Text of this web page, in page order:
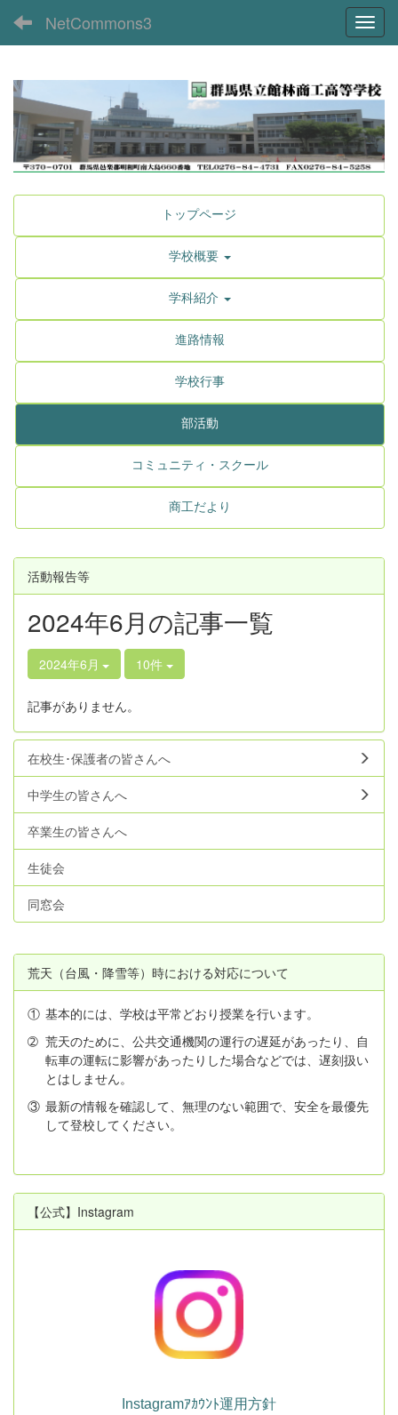
NetCommons3
トップページ
学校概要
学科紹介
進路情報
学校行事
部活動
コミュニティ・スクール
商工だより
活動報告等
2024年6月の記事一覧
2024年6月 10件
記事がありません。
在校生･保護者の皆さんへ
中学生の皆さんへ
卒業生の皆さんへ
生徒会
同窓会
荒天（台風・降雪等）時における対応について
① 基本的には、学校は平常どおり授業を行います。
➁ 荒天のために、公共交通機関の運行の遅延があったり、自
転車の運転に影響があったりした場合などでは、遅刻扱い
とはしません。
③ 最新の情報を確認して、無理のない範囲で、安全を最優先
して登校してください。
【公式】Instagram
Instagramｱｶｳﾝﾄ運用方針